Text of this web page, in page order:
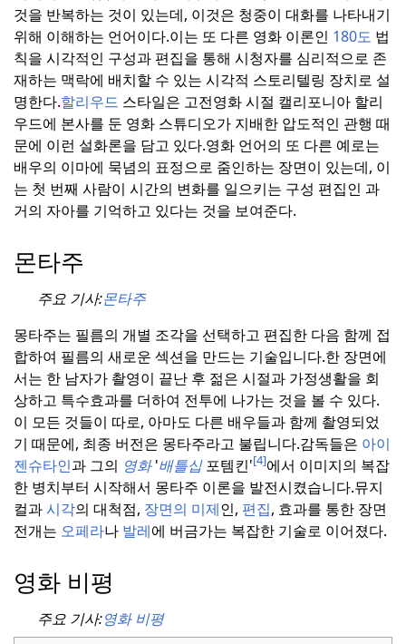
것을 반복하는 것이 있는데, 이것은 청중이 대화를 나타내기
위해 이해하는 언어이다.이는 또 다른 영화 이론인 180도 법
칙을 시각적인 구성과 편집을 통해 시청자를 심리적으로 존
재하는 맥락에 배치할 수 있는 시각적 스토리텔링 장치로 설
명한다.할리우드 스타일은 고전영화 시절 캘리포니아 할리
우드에 본사를 둔 영화 스튜디오가 지배한 압도적인 관행 때
문에 이런 설화론을 담고 있다.영화 언어의 또 다른 예로는
배우의 이마에 묵념의 표정으로 줌인하는 장면이 있는데, 이
는 첫 번째 사람이 시간의 변화를 일으키는 구성 편집인 과
거의 자아를 기억하고 있다는 것을 보여준다.
몬타주
주요 기사:몬타주
몽타주는 필름의 개별 조각을 선택하고 편집한 다음 함께 접
합하여 필름의 새로운 섹션을 만드는 기술입니다.한 장면에
서는 한 남자가 촬영이 끝난 후 젊은 시절과 가정생활을 회
상하고 특수효과를 더하여 전투에 나가는 것을 볼 수 있다.
이 모든 것들이 따로, 아마도 다른 배우들과 함께 촬영되었
기 때문에, 최종 버전은 몽타주라고 불립니다.감독들은 아이
젠슈타인과 그의 영화'배틀십포템킨'[4]에서 이미지의 복잡
한 병치부터 시작해서 몽타주 이론을 발전시켰습니다.뮤지
컬과시각의 대척점, 장면의 미제인, 편집, 효과를 통한 장면
전개는 오페라나 발레에 버금가는 복잡한 기술로 이어졌다.
영화 비평
주요 기사:영화 비평